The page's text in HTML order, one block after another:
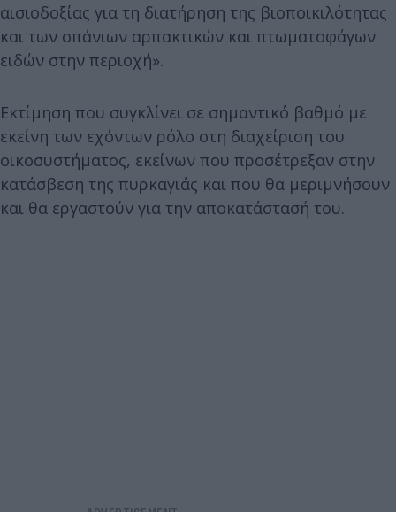
αισιοδοξίας για τη διατήρηση της βιοποικιλότητας
και των σπάνιων αρπακτικών και πτωματοφάγων
ειδών στην περιοχή».
Εκτίμηση που συγκλίνει σε σημαντικό βαθμό με
εκείνη των εχόντων ρόλο στη διαχείριση του
οικοσυστήματος, εκείνων που προσέτρεξαν στην
κατάσβεση της πυρκαγιάς και που θα μεριμνήσουν
και θα εργαστούν για την αποκατάστασή του.